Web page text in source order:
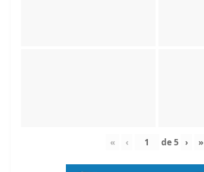
« ‹ de5 › »